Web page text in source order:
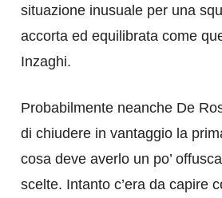
situazione inusuale per una
accorta ed equilibrata come
Inzaghi.
Probabilmente neanche De
di chiudere in vantaggio la
cosa deve averlo un po’
scelte. Intanto c’era da capire